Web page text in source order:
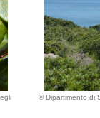
© Dipartimento di